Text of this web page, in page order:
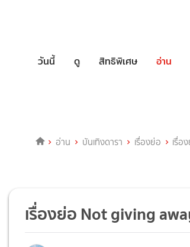
วันนี้ ดู สิทธิพิเศษ อ่าน
อ่าน บันเทิงดารา เรื่องย่อ เรื่อ
เรื่องย่อ Not giving